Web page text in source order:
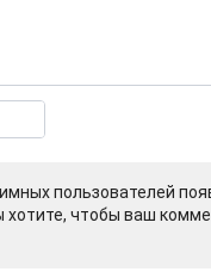
пользователей
чтобы ваш